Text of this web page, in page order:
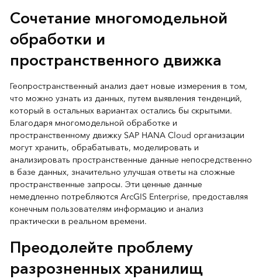
Сочетание многомодельной
обработки и
пространственного движка
Геопространственный анализ дает новые измерения в том,
что можно узнать из данных, путем выявления тенденций,
который в остальных вариантах остались бы скрытыми.
Благодаря многомодельной обработке и
пространственному движку SAP HANA Cloud организации
могут хранить, обрабатывать, моделировать и
анализировать пространственные данные непосредственно
в базе данных, значительно улучшая ответы на сложные
пространственные запросы. Эти ценные данные
немедленно потребляются ArcGIS Enterprise, предоставляя
конечным пользователям информацию и анализ
практически в реальном времени.
Преодолейте проблему
разрозненных хранилищ